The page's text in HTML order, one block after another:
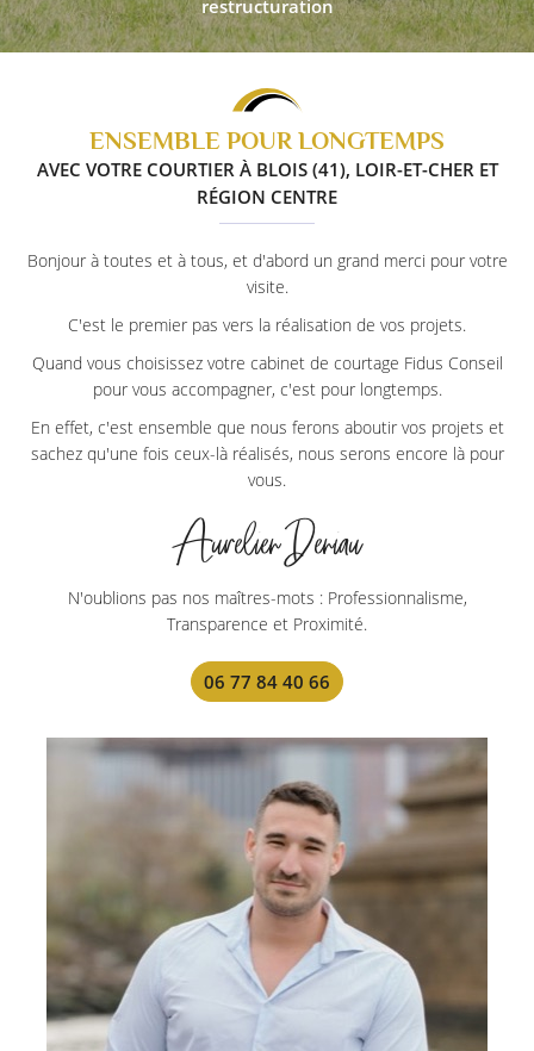
Une
restructuration
ENSEMBLE POUR LONGTEMPS
AVEC VOTRE COURTIER À BLOIS (41), LOIR-ET-CHER ET
RÉGION CENTRE
Bonjour à toutes et à tous, et d'abord un grand merci pour votre
visite.
C'est le premier pas vers la réalisation de vos projets.
Quand vous choisissez votre cabinet de courtage Fidus Conseil
pour vous accompagner, c'est pour longtemps.
En effet, c'est ensemble que nous ferons aboutir vos projets et
sachez qu'une fois ceux-là réalisés, nous serons encore là pour
vous.
N'oublions pas nos maîtres-mots : Professionnalisme,
Transparence et Proximité.
06 77 84 40 66